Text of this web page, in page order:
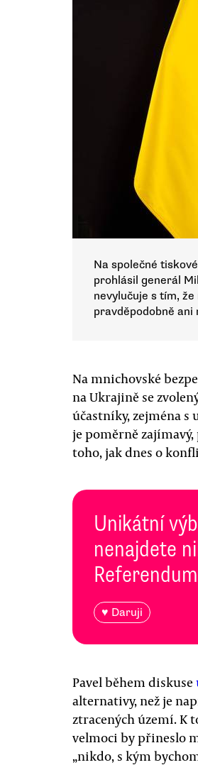
Na společné
prohlásil generál
nevylučuje s tím,
pravděpodobně
Na mnichovské
na Ukrajině se
účastníky, zejména
je poměrně
toho, jak dnes o
Unikátní
nenajdete
♥ Daruji
Pavel během diskuse
alternativy, než je
ztracených území. K
velmoci by přineslo
„nikdo, s kým